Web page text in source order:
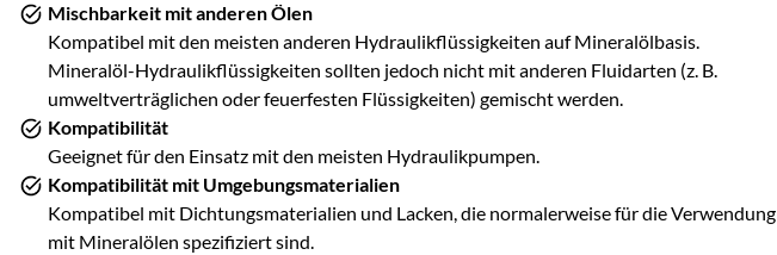
Mischbarkeit mit anderen Ölen
Kompatibel mit den meisten anderen Hydraulikflüssigkeiten auf Mineralölbasis.
Mineralöl-Hydraulikflüssigkeiten sollten jedoch nicht mit anderen Fluidarten (z. B.
umweltverträglichen oder feuerfesten Flüssigkeiten) gemischt werden.
Kompatibilität
Geeignet für den Einsatz mit den meisten Hydraulikpumpen.
Kompatibilität mit Umgebungsmaterialien
Kompatibel mit Dichtungsmaterialien und Lacken, die normalerweise für die Verwendung
mit Mineralölen spezifiziert sind.